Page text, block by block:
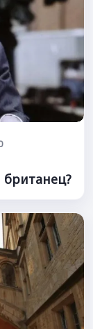
британец?